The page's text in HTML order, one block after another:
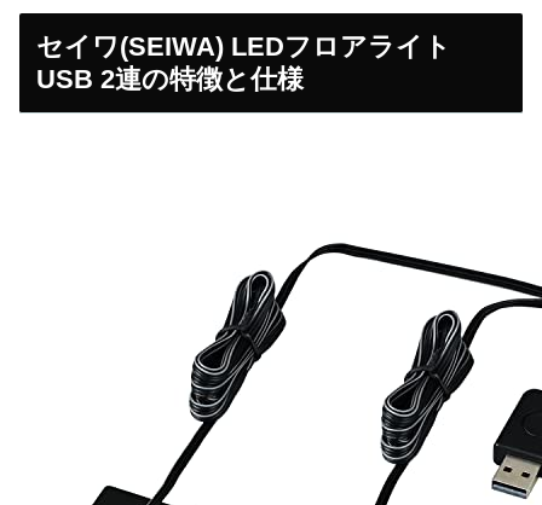
セイワ(SEIWA) LEDフロアライト
USB 2連の特徴と仕様